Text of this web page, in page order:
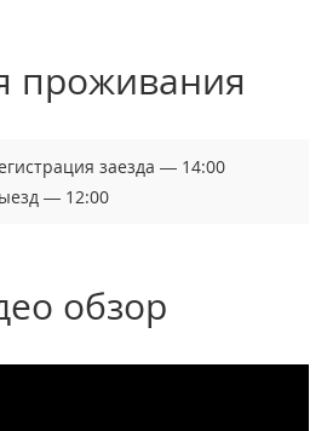
проживания
заезда — 14:00
— 12:00
обзор